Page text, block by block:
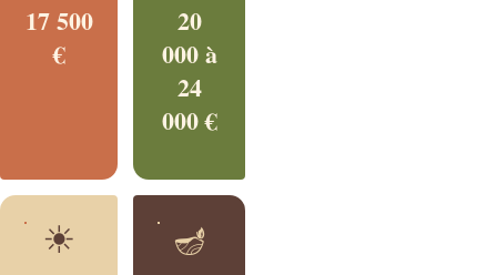
17 500
€
20
000 à
24
000 €
☀ 🪔